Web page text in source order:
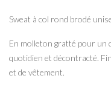
Sweat à col rond brodé
En molleton gratté pour
quotidien et décontracté.
et de vêtement.